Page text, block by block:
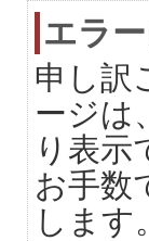
エラ
申し訳
ージは
り表示
お手数
します。